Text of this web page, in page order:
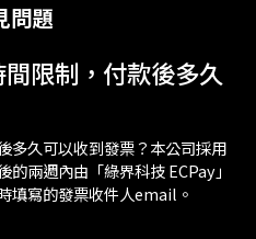
問題
限制，付款後多久
多久可以收到發票？本公司採用
兩週內由「綠界科技 ECPay」
填寫的發票收件人email。